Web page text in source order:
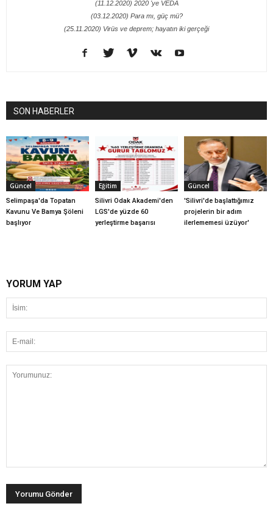
(11.12.2020) 2020 'ye VEDA
(03.12.2020) Para mı, güç mü?
(25.11.2020) Virüs ve deprem; hayatın iki gerçeği
SON HABERLER
Güncel
Selimpaşa'da Topatan
Kavunu Ve Bamya Şöleni
başlıyor
Eğitim
Silivri Odak Akademi'den
LGS'de yüzde 60
yerleştirme başarısı
Güncel
'Silivri'de başlattığımız
projelerin bir adım
ilerlememesi üzüyor'
YORUM YAP